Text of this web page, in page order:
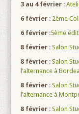
3 au 4 février :
6 février : 2ème
6 février :5ème
8 février :Salon
8 février :Salon
l’alternance à
8 février :Salon
l’alternance à
8 février :Salon